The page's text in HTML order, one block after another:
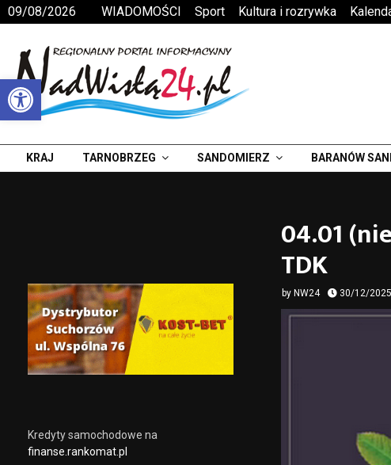
Otwórz pasek narzędzi
09/08/2026 WIADOMOŚCI Sport Kultura i rozrywka
KRAJ TARNOBRZEG SANDOMIERZ BARANÓW
04.01
TDK
by NW24 30/12/2025
Kredyty samochodowe na
finanse.rankomat.pl